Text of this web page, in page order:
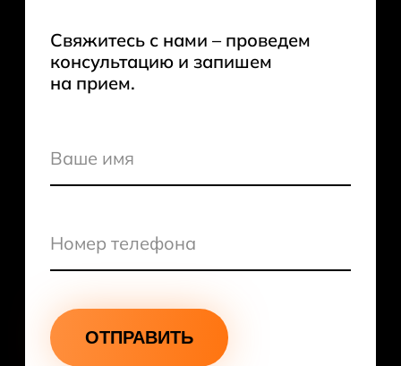
Свяжитесь с нами – проведем
консультацию и запишем
на прием.
ОТПРАВИТЬ